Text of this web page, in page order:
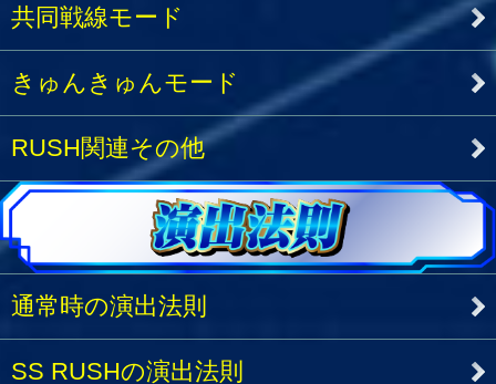
共同戦線モード
きゅんきゅんモード
RUSH関連その他
通常時の演出法則
SS RUSHの演出法則